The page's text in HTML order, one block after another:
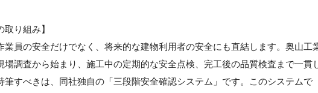
り組み】
員の安全だけでなく、将来的な建物利用者の安全にも直結します。奥山工
調査から始まり、施工中の定期的な安全点検、完工後の品質検査まで一貫
すべきは、同社独自の「三段階安全確認システム」です。このシステムで